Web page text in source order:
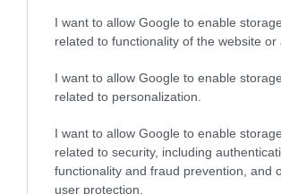
I want to allow Google to enable storage
related to functionality of the website or
I want to allow Google to enable storage
related to personalization.
I want to allow Google to enable storage
related to security, including
functionality and fraud prevention, and
user protection.
KÖVETKEZŐ CIKK
LESZERELNÉK AZ ÓCEÁN
TENGER ÉPP EGYRE TÖBBET
HASONLÓ ÉRDEKESSÉGEK